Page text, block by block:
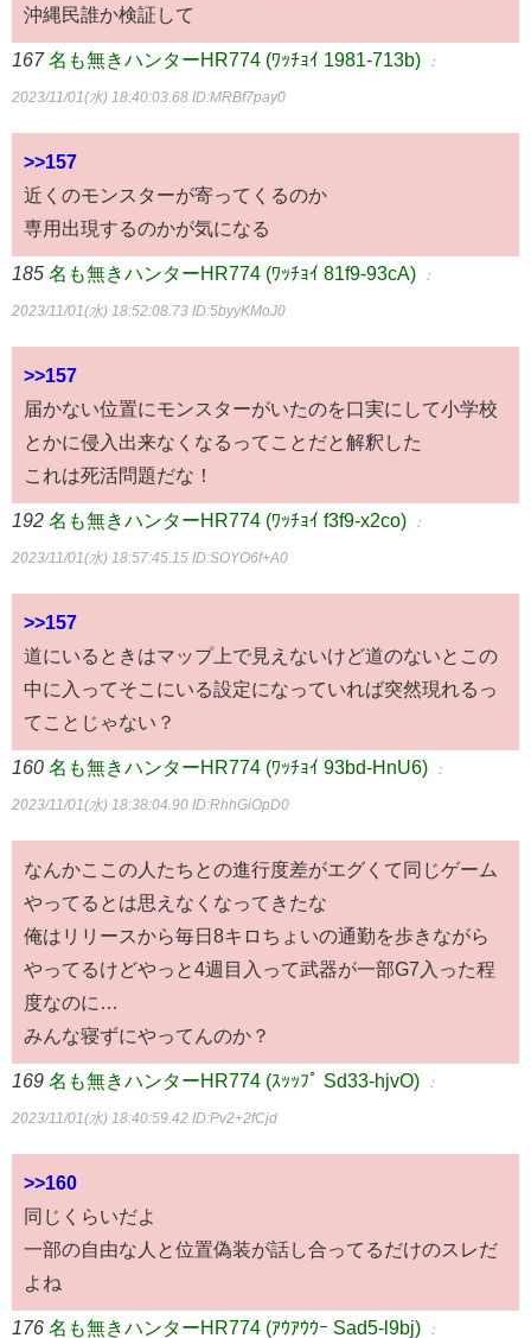
沖縄民誰か検証して
167 名も無きハンターHR774 (ﾜｯﾁｮｲ 1981-713b) ：
2023/11/01(水) 18:40:03.68 ID:MRBf7pay0
>>157
近くのモンスターが寄ってくるのか
専用出現するのかが気になる
185 名も無きハンターHR774 (ﾜｯﾁｮｲ 81f9-93cA) ：
2023/11/01(水) 18:52:08.73 ID:5byyKMoJ0
>>157
届かない位置にモンスターがいたのを口実にして小学校
とかに侵入出来なくなるってことだと解釈した
これは死活問題だな！
192 名も無きハンターHR774 (ﾜｯﾁｮｲ f3f9-x2co) ：
2023/11/01(水) 18:57:45.15 ID:SOYO6f+A0
>>157
道にいるときはマップ上で見えないけど道のないとこの
中に入ってそこにいる設定になっていれば突然現れるっ
てことじゃない？
160 名も無きハンターHR774 (ﾜｯﾁｮｲ 93bd-HnU6) ：
2023/11/01(水) 18:38:04.90 ID:RhhGiOpD0
なんかここの人たちとの進行度差がエグくて同じゲーム
やってるとは思えなくなってきたな
俺はリリースから毎日8キロちょいの通勤を歩きながら
やってるけどやっと4週目入って武器が一部G7入った程
度なのに…
みんな寝ずにやってんのか？
169 名も無きハンターHR774 (ｽｯｯﾌﾟ Sd33-hjvO) ：
2023/11/01(水) 18:40:59.42 ID:Pv2+2fCjd
>>160
同じくらいだよ
一部の自由な人と位置偽装が話し合ってるだけのスレだ
よね
176 名も無きハンターHR774 (ｱｳｱｳｳｰ Sad5-l9bj) ：